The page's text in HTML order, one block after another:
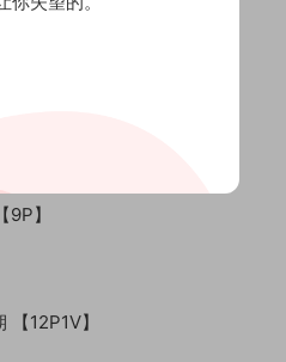
期 【45P】
】
】
12P1V】